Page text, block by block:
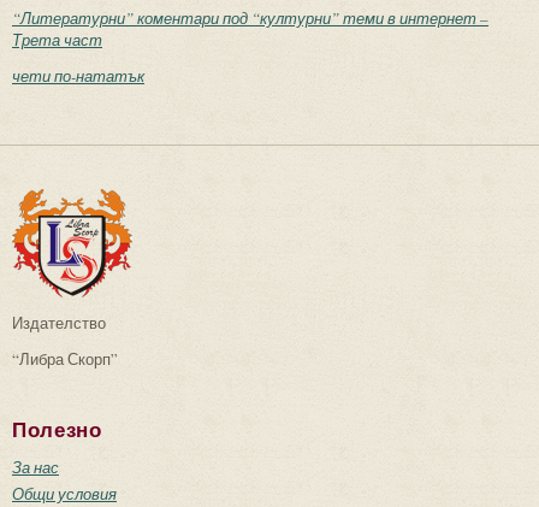
“Литературни” коментари под “културни” теми в интернет –
Трета част
чети по-нататък
Издателство
“Либра Скорп”
Полезно
За нас
Общи условия